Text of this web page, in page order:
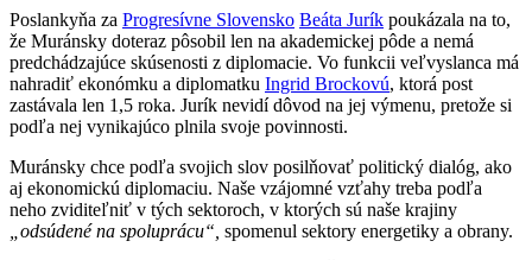
Poslankyňa za Progresívne Slovensko Beáta Jurík poukázala na to,
že Muránsky doteraz pôsobil len na akademickej pôde a nemá
predchádzajúce skúsenosti z diplomacie. Vo funkcii veľvyslanca má
nahradiť ekonómku a diplomatku Ingrid Brockovú, ktorá post
zastávala len 1,5 roka. Jurík nevidí dôvod na jej výmenu, pretože si
podľa nej vynikajúco plnila svoje povinnosti.
Muránsky chce podľa svojich slov posilňovať politický dialóg, ako
aj ekonomickú diplomaciu. Naše vzájomné vzťahy treba podľa
neho zviditeľniť v tých sektoroch, v ktorých sú naše krajiny
„odsúdené na spoluprácu“, spomenul sektory energetiky a obrany.